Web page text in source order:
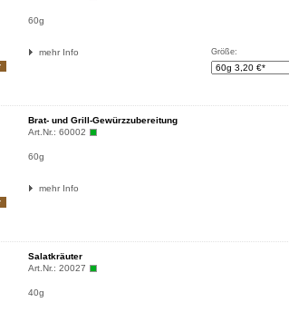
60g
mehr Info Größe:
Brat- und Grill-Gewürzzubereitung
Art.Nr.: 60002
60g
mehr Info
Salatkräuter
Art.Nr.: 20027
40g